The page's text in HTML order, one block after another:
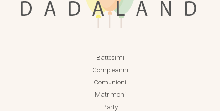
Battesimi
Compleanni
Comunioni
Matrimoni
Party